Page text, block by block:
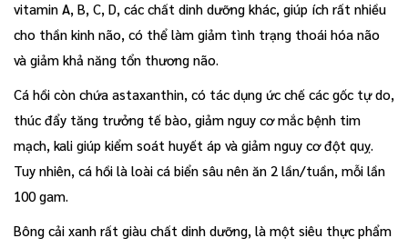
vitamin A, B, C, D, các chất dinh dưỡng khác, giúp ích rất nhiều
cho thần kinh não, có thể làm giảm tình trạng thoái hóa não
và giảm khả năng tổn thương não.
Cá hồi còn chứa astaxanthin, có tác dụng ức chế các gốc tự do,
thúc đẩy tăng trưởng tế bào, giảm nguy cơ mắc bệnh tim
mạch, kali giúp kiểm soát huyết áp và giảm nguy cơ đột quỵ.
Tuy nhiên, cá hồi là loài cá biển sâu nên ăn 2 lần/tuần, mỗi lần
100 gam.
Bông cải xanh rất giàu chất dinh dưỡng, là một siêu thực phẩm